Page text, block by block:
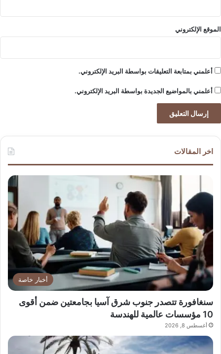
الموقع الإلكتروني
أعلمني بمتابعة التعليقات بواسطة البريد الإلكتروني.
أعلمني بالمواضيع الجديدة بواسطة البريد الإلكتروني.
اخر المقالات
أخبار خاصة
سنغافورة تتصدر جنوب شرق آسيا بجامعتين ضمن أقوى
10 مؤسسات عالمية للهندسة
أغسطس 8, 2026